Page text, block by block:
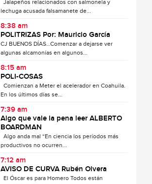
Jalapeños relacionados con salmonela y
lechuga acusada falsamanete de...
8:38 am
POLITRIZAS Por: Mauricio García
CJ BUENOS DÍAS…Comenzar a dejarse ver
algunas alcamonías en algunos...
8:15 am
POLI-COSAS
Comienzan a Meter el acelerador en Coahuila.
En los últimos días se...
7:39 am
Algo que vale la pena leer ALBERTO
BOARDMAN
Algo anda mal “En ciencia los períodos más
productivos no ocurren...
7:12 am
AVISO DE CURVA Rubén Olvera
El Óscar es para Homero Todos están